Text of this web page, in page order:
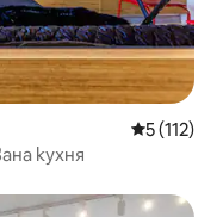
Средна
5 (112)
кухня